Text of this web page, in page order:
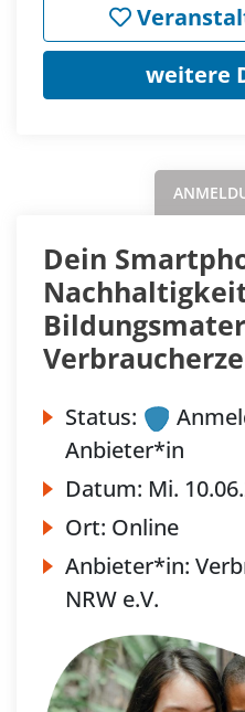
weitere
Dein
Status:
Anbieter*in
Datum: Mi.
Ort: Online
Anbieter*in:
NRW e.V.